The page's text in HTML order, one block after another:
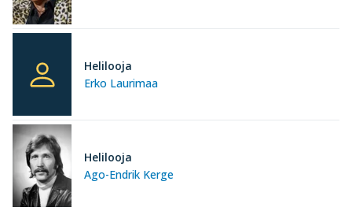
Erko Laurimaa
Helilooja
Ago-Endrik Kerge
Helilooja